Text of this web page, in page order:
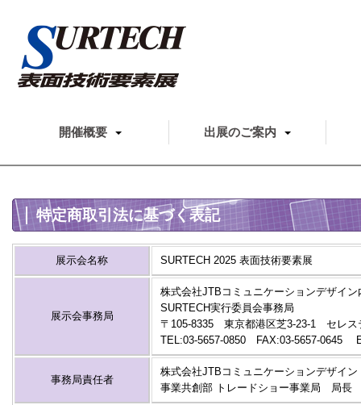
開催概要 出展のご案内
特定商取引法に基づく表記
展示会名称 SURTECH 2025 表面技術要素展
展示会事務局
株式会社JTBコミュニケーションデザイン
SURTECH実行委員会事務局
〒105-8335 東京都港区芝3-23-1 セレス
TEL:03-5657-0850 FAX:03-5657-0645
事務局責任者
株式会社JTBコミュニケーションデザイン
事業共創部 トレードショー事業局 局長